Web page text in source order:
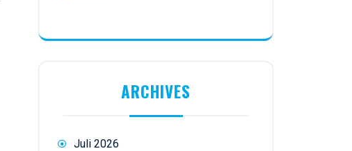
ARCHIVES
Juli 2026